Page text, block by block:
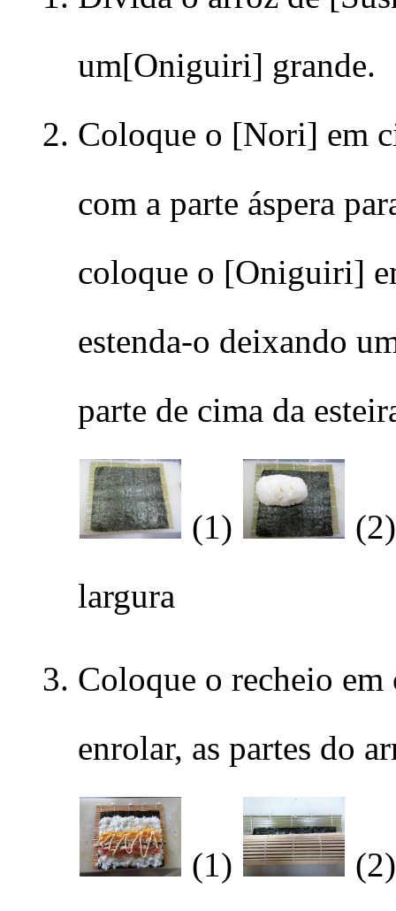
um[Oniguiri] grande.
Coloque o [Nori] em
com a parte áspera
coloque o [Oniguiri]
estenda-o deixando
parte de cima da
(1)
largura
Coloque o recheio
enrolar, as partes do
(1)